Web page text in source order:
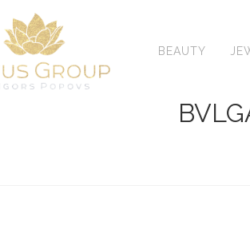
BEAUTY